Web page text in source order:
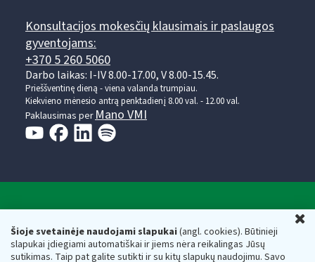
Šioje svetainėje naudojami slapukai(angl. cookies). Būtinieji
slapukai įdiegiami automatiškai ir jiems nėra reikalingas Jūsų
sutikimas. Taip pat galite sutikti ir su kitų slapukų naudojimu. Savo
Konsultacijos mokesčių klausimais ir paslaugos
gyventojams:
+370 5 260 5060
Darbo laikas: I-IV 8.00-17.00, V 8.00-15.45.
Prieššventinę dieną - viena valanda trumpiau.
Kiekvieno mėnesio antrą penktadienį 8.00 val. - 12.00 val.
Paklausimas per Mano VMI
Respublikos finansų ministerijos
Biudžetinė įstaiga. Juridinio asmens kodas — 188659752,